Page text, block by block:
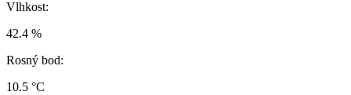
Vlhkost:
42.4 %
Rosný bod:
10.5 °C